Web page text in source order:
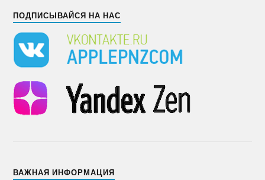
ПОДПИСЫВАЙСЯ НА НАС
ВАЖНАЯ ИНФОРМАЦИЯ